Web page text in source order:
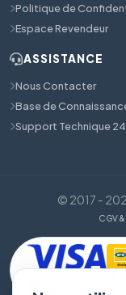
Politique de
Espace Revendeur
ASSISTANCE
Nous Contacter
Base de
Support Technique
© 2017 -
CGV